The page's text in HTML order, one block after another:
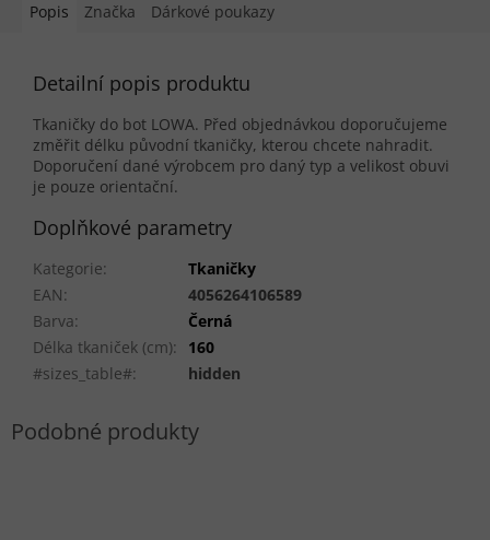
Popis Značka Dárkové poukazy
Detailní popis produktu
Tkaničky do bot LOWA. Před objednávkou doporučujeme
změřit délku původní tkaničky, kterou chcete nahradit.
Doporučení dané výrobcem pro daný typ a velikost obuvi
je pouze orientační.
Doplňkové parametry
Kategorie:
Tkaničky
EAN:
4056264106589
Barva:
Černá
Délka tkaniček (cm):
160
#sizes_table#: hidden